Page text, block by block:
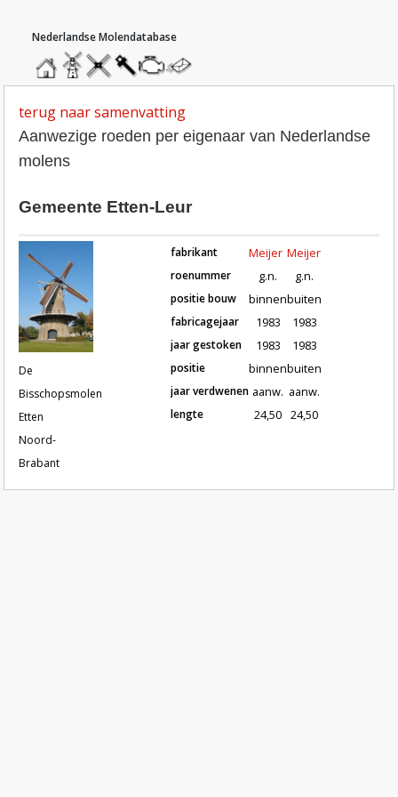
homemolendatabase
roedendatabase
assendatabase
motorendatabase
stuur
een
terug naar samenvatting
Aanwezige roeden per eigenaar van Nederlandse
molens
Gemeente Etten-Leur
De
Bisschopsmolen
Etten
Noord-
Brabant
Roeden van molen De
fabrikant
roenummer
positie bouw
fabricagejaar
jaar gestoken
positie
jaar verdwenen
lengte
Meijer
g.n.
binnen
1983
1983
binnen
aanw.
24,50
Meijer
g.n.
buiten
1983
1983
buiten
aanw.
24,50